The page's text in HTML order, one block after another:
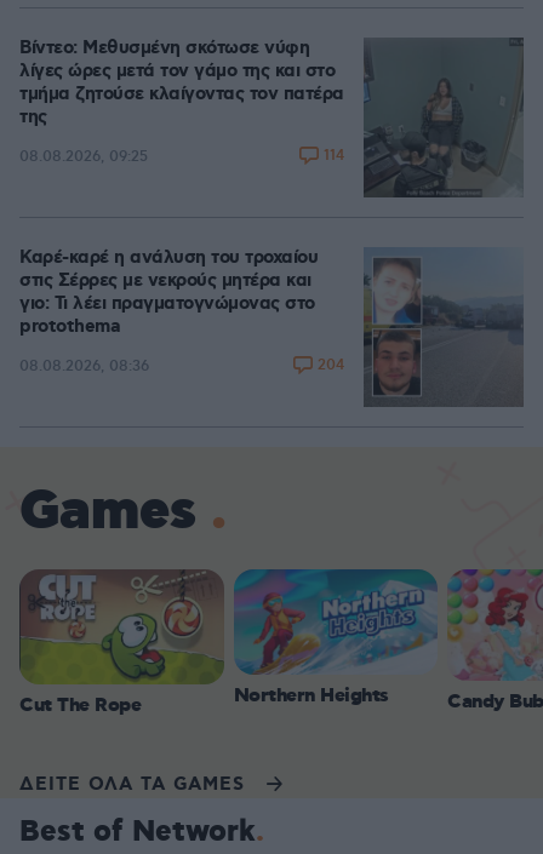
Βίντεο: Μεθυσμένη σκότωσε νύφη
λίγες ώρες μετά τον γάμο της και στο
τμήμα ζητούσε κλαίγοντας τον πατέρα
της
08.08.2026, 09:25 114
Καρέ-καρέ η ανάλυση του τροχαίου
στις Σέρρες με νεκρούς μητέρα και
γιο: Τι λέει πραγματογνώμονας στο
protothema
08.08.2026, 08:36 204
Games
Cut The Rope Northern Heights Candy
ΔΕΙΤΕ ΟΛΑ ΤΑ GAMES
Best of Network